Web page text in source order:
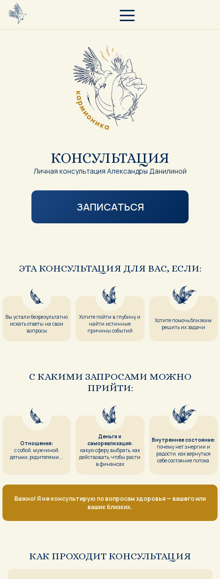
КОНСУЛЬТАЦИЯ
Личная консультация Александры Данилиной
ЗАПИСАТЬСЯ
ЭТА КОНСУЛЬТАЦИЯ ДЛЯ ВАС, ЕСЛИ:
Вы устали безрезультатно
искать ответы на свои
вопросы
Хотите пойти в глубину и
найти истинные
причины событий
Хотите помочь близким
решить их задачи
С КАКИМИ ЗАПРОСАМИ МОЖНО
ПРИЙТИ:
Отношения:
с собой, мужчиной,
детьми, родителями...
Деньги и
самореализация:
какую сферу выбрать, как
действовать, чтобы расти
в финансах
Внутреннее состояние:
почему нет энергии и
радости, как вернуться
себе состояние потока
Важно! Я не консультирую по вопросам здоровья — вашего или
ваших близких.
КАК ПРОХОДИТ КОНСУЛЬТАЦИЯ